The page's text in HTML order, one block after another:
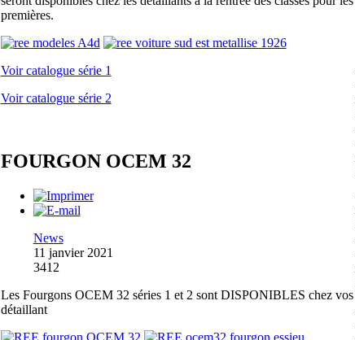
premières.
Voir catalogue série 1
Voir catalogue série 2
FOURGON OCEM 32
News
11 janvier 2021
3412
Les Fourgons OCEM 32 séries 1 et 2 sont DISPONIBLES chez vos
détaillant